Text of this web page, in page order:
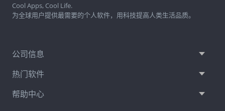
Cool Apps, Cool Life.
为全球用户提供最需要的个人软件，用科技提高人类生活品质。
公司信息
热门软件
帮助中心